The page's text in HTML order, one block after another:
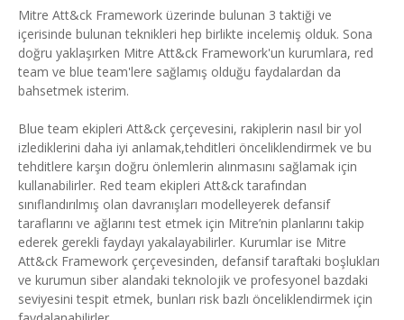
Mitre Att&ck Framework üzerinde bulunan 3 taktiği ve
içerisinde bulunan teknikleri hep birlikte incelemiş olduk. Sona
doğru yaklaşırken Mitre Att&ck Framework'un kurumlara, red
team ve blue team'lere sağlamış olduğu faydalardan da
bahsetmek isterim.
Blue team ekipleri Att&ck çerçevesini, rakiplerin nasıl bir yol
izlediklerini daha iyi anlamak,tehditleri önceliklendirmek ve bu
tehditlere karşın doğru önlemlerin alınmasını sağlamak için
kullanabilirler. Red team ekipleri Att&ck tarafından
sınıflandırılmış olan davranışları modelleyerek defansif
taraflarını ve ağlarını test etmek için Mitre’nin planlarını takip
ederek gerekli faydayı yakalayabilirler. Kurumlar ise Mitre
Att&ck Framework çerçevesinden, defansif taraftaki boşlukları
ve kurumun siber alandaki teknolojik ve profesyonel bazdaki
seviyesini tespit etmek, bunları risk bazlı önceliklendirmek için